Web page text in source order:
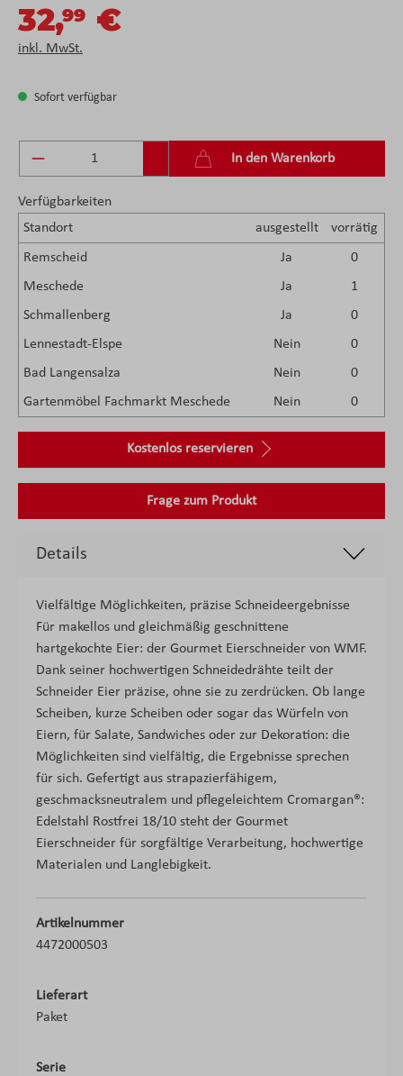
32,99 €
inkl. MwSt.
Sofort verfügbar
Produkt Anzahl: Gib den gewünschten Wert
In den Warenkorb
Verfügbarkeiten
Standort
ausgestellt vorrätig
Remscheid Ja
0
Meschede
Ja
1
Schmallenberg
Ja
0
Lennestadt-Elspe
Nein
0
Bad Langensalza
Nein
0
Gartenmöbel Fachmarkt Meschede
Nein 0
Kostenlos reservieren
Frage zum Produkt
Details
Vielfältige Möglichkeiten, präzise Schneideergebnisse
Für makellos und gleichmäßig geschnittene
hartgekochte Eier: der Gourmet Eierschneider von WMF.
Dank seiner hochwertigen Schneidedrähte teilt der
Schneider Eier präzise, ohne sie zu zerdrücken. Ob lange
Scheiben, kurze Scheiben oder sogar das Würfeln von
Eiern, für Salate, Sandwiches oder zur Dekoration: die
Möglichkeiten sind vielfältig, die Ergebnisse sprechen
für sich. Gefertigt aus strapazierfähigem,
geschmacksneutralem und pflegeleichtem Cromargan®:
Edelstahl Rostfrei 18/10 steht der Gourmet
Eierschneider für sorgfältige Verarbeitung, hochwertige
Materialen und Langlebigkeit.
Artikelnummer
4472000503
Lieferart
Paket
Serie